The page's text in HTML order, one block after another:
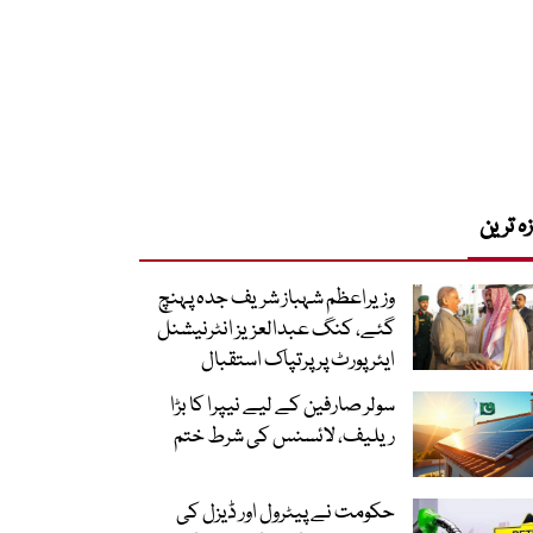
ترین
وزیراعظم شہباز شریف جدہ پہنچ
گئے، کنگ عبدالعزیز انٹرنیشنل
ایئر پورٹ پر پرتپاک استقبال
سولر صارفین کے لیے نیپرا کا بڑا
ریلیف، لائسنس کی شرط ختم
حکومت نے پیٹرول اور ڈیزل کی